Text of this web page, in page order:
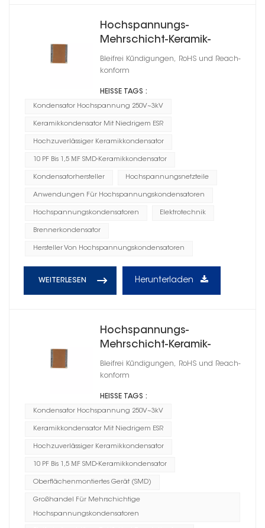
Hochspannungs-
Mehrschicht-Keramik-
Chipkondensatoren 1808
Bleifrei Kündigungen, RoHS und Reach-
konform
HEISSE TAGS :
Kondensator Hochspannung 250V~3kV
Keramikkondensator Mit Niedrigem ESR
Hochzuverlässiger Keramikkondensator
10 PF Bis 1,5 ΜF SMD-Keramikkondensator
Kondensatorhersteller Hochspannungsnetzteile
Anwendungen Für Hochspannungskondensatoren
Hochspannungskondensatoren Elektrotechnik
Brennerkondensator
Hersteller Von Hochspannungskondensatoren
WEITERLESEN Herunterladen
Hochspannungs-
Mehrschicht-Keramik-
Chipkondensatoren 1812
Bleifrei Kündigungen, RoHS und Reach-
konform
HEISSE TAGS :
Kondensator Hochspannung 250V~3kV
Keramikkondensator Mit Niedrigem ESR
Hochzuverlässiger Keramikkondensator
10 PF Bis 1,5 ΜF SMD-Keramikkondensator
Oberflächenmontiertes Gerät (SMD)
Großhandel Für Mehrschichtige
Hochspannungskondensatoren